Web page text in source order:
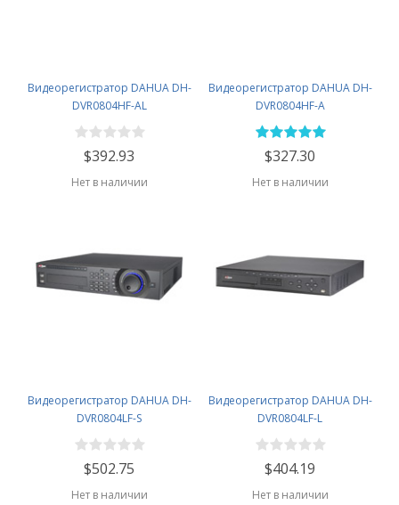
Видеорегистратор DAHUA DH-
DVR0804HF-AL
$392.93
Нет в наличии
Видеорегистратор DAHUA DH-
DVR0804HF-A
$327.30
Нет в наличии
Видеорегистратор DAHUA DH-
DVR0804LF-S
$502.75
Нет в наличии
Видеорегистратор DAHUA DH-
DVR0804LF-L
$404.19
Нет в наличии